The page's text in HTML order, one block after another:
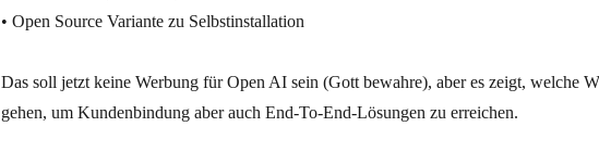
• Open Source Variante zu Selbstinstallation
Das soll jetzt keine Werbung für Open AI sein (Gott bewahre), aber es zeigt, welche
gehen, um Kundenbindung aber auch End-To-End-Lösungen zu erreichen.